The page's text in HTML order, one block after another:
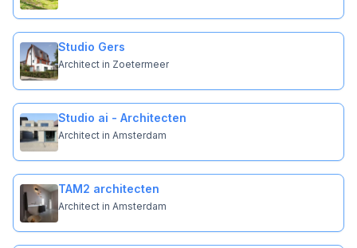
Studio Gers
Architect in Zoetermeer
Studio ai - Architecten
Architect in Amsterdam
TAM2 architecten
Architect in Amsterdam